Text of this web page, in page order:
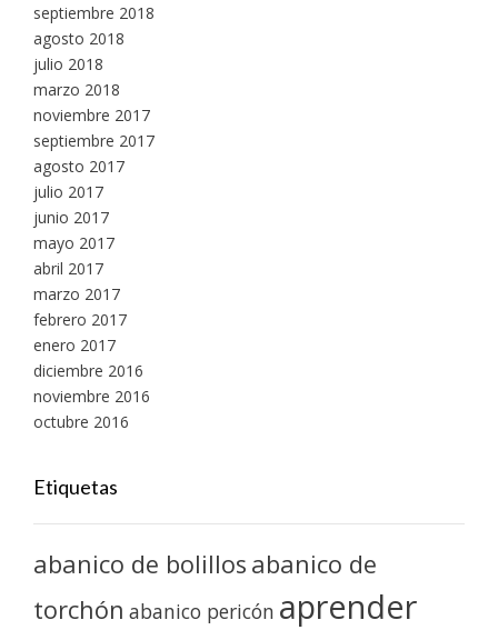
septiembre 2018
agosto 2018
julio 2018
marzo 2018
noviembre 2017
septiembre 2017
agosto 2017
julio 2017
junio 2017
mayo 2017
abril 2017
marzo 2017
febrero 2017
enero 2017
diciembre 2016
noviembre 2016
octubre 2016
Etiquetas
abanico de bolillos abanico de
torchón abanico pericón aprender